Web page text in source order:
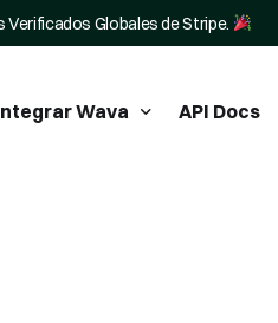
Verificados Globales de Stripe.
Wava API Docs